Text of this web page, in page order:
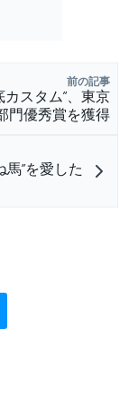
前の記事
カスタム”、東京
門優秀賞を獲得
馬”を愛した